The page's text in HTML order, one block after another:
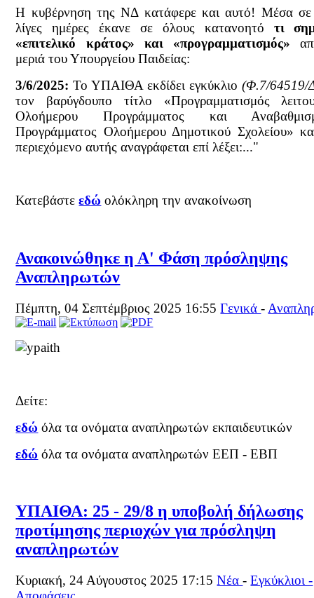
Η κυβέρνηση της ΝΔ κατάφερε και αυτό! Μέσα
λίγες ημέρες έκανε σε όλους κατανοητό τι
«επιτελικό κράτος» και «προγραμματισμός»
μεριά του Υπουργείου Παιδείας:
3/6/2025: Το ΥΠΑΙΘΑ εκδίδει εγκύκλιο (Φ.7/
τον βαρύγδουπο τίτλο «Προγραμματισμός
Ολοήμερου Προγράμματος και
Προγράμματος Ολοήμερου Δημοτικού Σχολείου»
περιεχόμενο αυτής αναγράφεται επί λέξει:..."
Κατεβάστεεδώ ολόκληρη την ανακοίνωση
Ανακοινώθηκε η Α' Φάση πρόσληψης
Αναπληρωτών
Πέμπτη, 04 Σεπτέμβριος 2025 16:55Γενικά-
Δείτε:
εδώ όλα τα ονόματα αναπληρωτών εκπαιδευτικών
εδώ όλα τα ονόματα αναπληρωτών ΕΕΠ - ΕΒΠ
ΥΠΑΙΘΑ: 25 - 29/8 η υποβολή δήλωσης
προτίμησης περιοχών για πρόσληψη
αναπληρωτών
Κυριακή, 24 Αύγουστος 2025 17:15Νέα-Εγκύκλιοι -